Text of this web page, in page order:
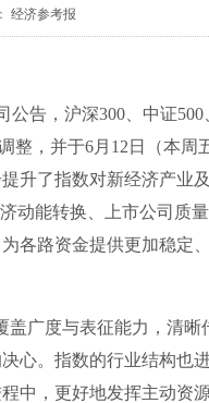
经济参考报
告，沪深300、中证500
整，并于6月12日（本周
升了指数对新经济产业
动能转换、上市公司质
各路资金提供更加稳定
广度与表征能力，清晰
心。指数的行业结构也
中，更好地发挥主动资